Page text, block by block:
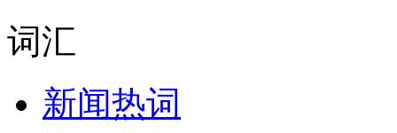
词汇
新闻热词